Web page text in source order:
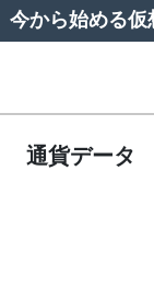
今から始める仮
通貨データ